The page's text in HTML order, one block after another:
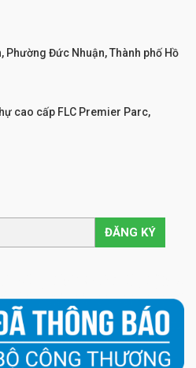
Phường Đức Nhuận, Thành phố Hồ
cao cấp FLC Premier Parc,